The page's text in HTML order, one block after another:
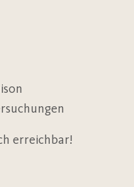
erreichbar!